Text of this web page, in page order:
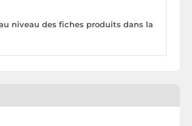
niveau des fiches produits dans la